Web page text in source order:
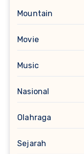
Mountain
Movie
Music
Nasional
Olahraga
Sejarah